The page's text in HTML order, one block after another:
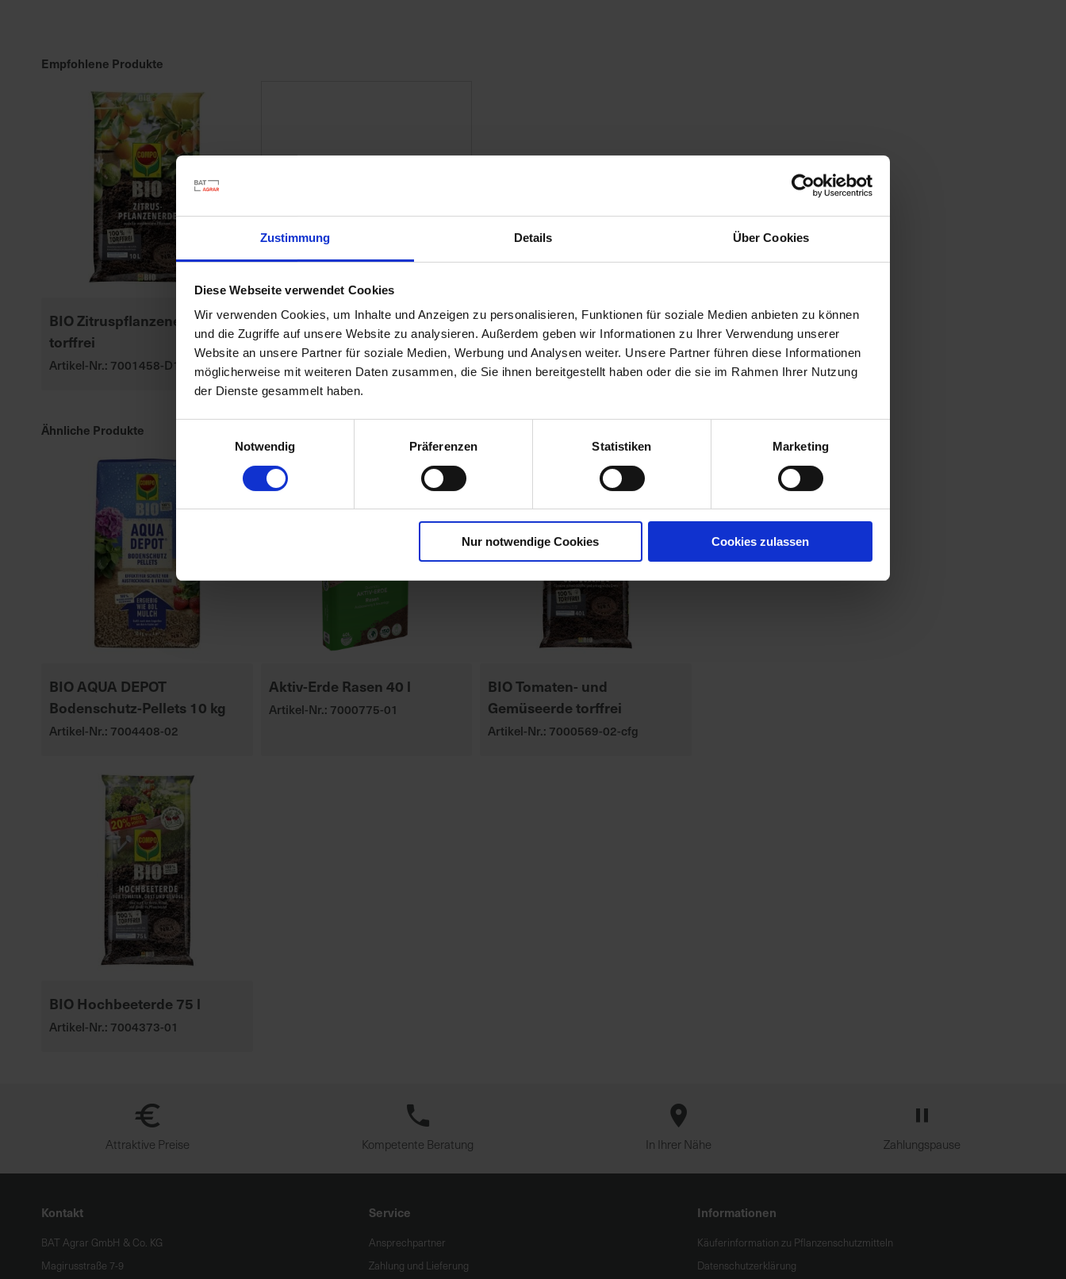
Zustimmung Details Über Cookies
Diese Webseite verwendet Cookies
Wir verwenden Cookies, um Inhalte und Anzeigen zu personalisieren, Funktionen für soziale Medien anbieten zu können
und die Zugriffe auf unsere Website zu analysieren. Außerdem geben wir Informationen zu Ihrer Verwendung unserer
Website an unsere Partner für soziale Medien, Werbung und Analysen weiter. Unsere Partner führen diese Informationen
möglicherweise mit weiteren Daten zusammen, die Sie ihnen bereitgestellt haben oder die sie im Rahmen Ihrer Nutzung
der Dienste gesammelt haben.
Notwendig
Präferenzen Statistiken Marketing
Nur notwendige Cookies Cookies zulassen
Empfohlene Produkte
BIO Zitruspflanzenerde
torffrei
Artikel-Nr.: 7001458-D1-cfg
Substral Herbst-
Rasendünger
Artikel-Nr.: 7000790-06-cfg
Ähnliche Produkte
BIO AQUA DEPOT
Bodenschutz-Pellets 10 kg
Artikel-Nr.: 7004408-02
Aktiv-Erde Rasen 40 l
Artikel-Nr.: 7000775-01
BIO Tomaten- und
Gemüseerde torffrei
Artikel-Nr.: 7000569-02-cfg
BIO Hochbeeterde 75 l
Artikel-Nr.: 7004373-01
Attraktive Preise Kompetente Beratung In Ihrer Nähe Zahlungspause
Kontakt
BAT Agrar GmbH & Co. KG
Magirusstraße 7-9
Service
Ansprechpartner
Zahlung und Lieferung
Informationen
Käuferinformation zu Pflanzenschutzmitteln
Datenschutzerklärung